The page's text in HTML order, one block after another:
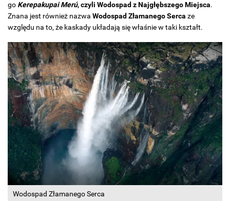
go Kerepakupai Merú, czyli Wodospad z Najgłębszego Miejsca.
Znana jest również nazwa Wodospad Złamanego Serca ze
względu na to, że kaskady układają się właśnie w taki kształt.
Wodospad Złamanego Serca